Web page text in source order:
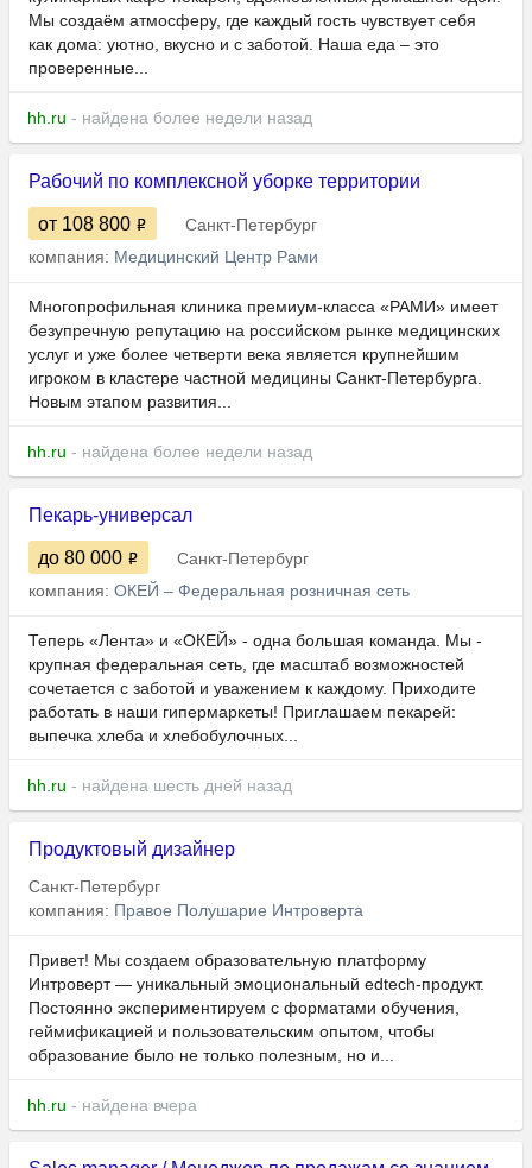
Мы создаём атмосферу, где каждый гость чувствует себя
как дома: уютно, вкусно и с заботой. Наша еда – это
проверенные...
hh.ru - найдена более недели назад
Рабочий по комплексной уборке территории
от 108 800
Санкт-Петербург
компания: Медицинский Центр Рами
Многопрофильная клиника премиум-класса «РАМИ» имеет
безупречную репутацию на российском рынке медицинских
услуг и уже более четверти века является крупнейшим
игроком в кластере частной медицины Санкт-Петербурга.
Новым этапом развития...
hh.ru - найдена более недели назад
Пекарь-универсал
до 80 000
Санкт-Петербург
компания: ОКЕЙ – Федеральная розничная сеть
Теперь «Лента» и «ОКЕЙ» - одна большая команда. Мы -
крупная федеральная сеть, где масштаб возможностей
сочетается с заботой и уважением к каждому. Приходите
работать в наши гипермаркеты! Приглашаем пекарей:
выпечка хлеба и хлебобулочных...
hh.ru - найдена шесть дней назад
Продуктовый дизайнер
Санкт-Петербург
компания: Правое Полушарие Интроверта
Привет! Мы создаем образовательную платформу
Интроверт — уникальный эмоциональный edtech-продукт.
Постоянно экспериментируем с форматами обучения,
геймификацией и пользовательским опытом, чтобы
образование было не только полезным, но и...
hh.ru - найдена вчера